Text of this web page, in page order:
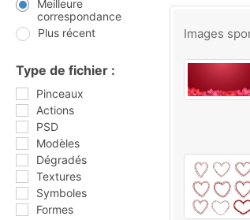
Meilleure
correspondance
Plus récent
Type de fichier :
Pinceaux
Actions
PSD
Modèles
Dégradés
Textures
Symboles
Formes
Images